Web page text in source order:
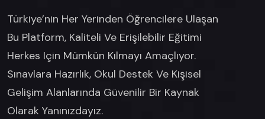
Türkiye’nin Her Yerinden Öğrencilere Ulaşan
Bu Platform, Kaliteli Ve Erişilebilir Eğitimi
Herkes Için Mümkün Kılmayı Amaçlıyor.
Sınavlara Hazırlık, Okul Destek Ve Kişisel
Gelişim Alanlarında Güvenilir Bir Kaynak
Olarak Yanınızdayız.